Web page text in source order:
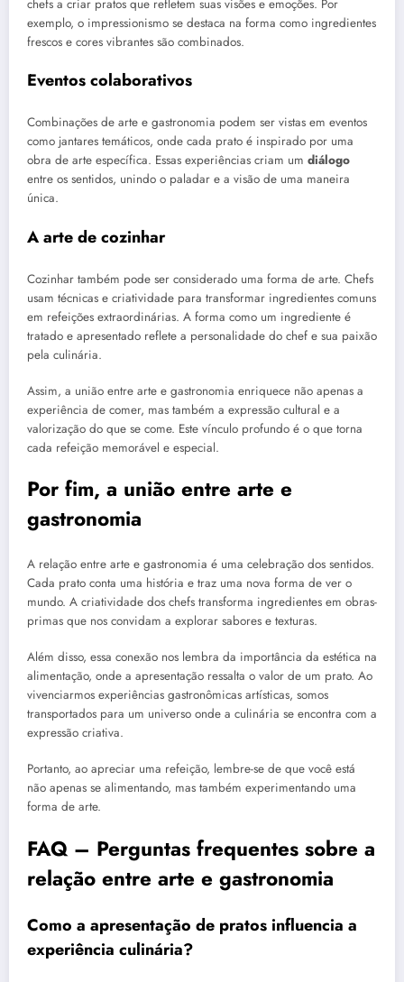
chefs a criar pratos que refletem suas visões e emoções. Por
exemplo, o impressionismo se destaca na forma como ingredientes
frescos e cores vibrantes são combinados.
Eventos colaborativos
Combinações de arte e gastronomia podem ser vistas em eventos
como jantares temáticos, onde cada prato é inspirado por uma
obra de arte específica. Essas experiências criam um diálogo
entre os sentidos, unindo o paladar e a visão de uma maneira
única.
A arte de cozinhar
Cozinhar também pode ser considerado uma forma de arte. Chefs
usam técnicas e criatividade para transformar ingredientes comuns
em refeições extraordinárias. A forma como um ingrediente é
tratado e apresentado reflete a personalidade do chef e sua paixão
pela culinária.
Assim, a união entre arte e gastronomia enriquece não apenas a
experiência de comer, mas também a expressão cultural e a
valorização do que se come. Este vínculo profundo é o que torna
cada refeição memorável e especial.
Por fim, a união entre arte e
gastronomia
A relação entre arte e gastronomia é uma celebração dos sentidos.
Cada prato conta uma história e traz uma nova forma de ver o
mundo. A criatividade dos chefs transforma ingredientes em obras-
primas que nos convidam a explorar sabores e texturas.
Além disso, essa conexão nos lembra da importância da estética na
alimentação, onde a apresentação ressalta o valor de um prato. Ao
vivenciarmos experiências gastronômicas artísticas, somos
transportados para um universo onde a culinária se encontra com a
expressão criativa.
Portanto, ao apreciar uma refeição, lembre-se de que você está
não apenas se alimentando, mas também experimentando uma
forma de arte.
FAQ – Perguntas frequentes sobre a
relação entre arte e gastronomia
Como a apresentação de pratos influencia a
experiência culinária?